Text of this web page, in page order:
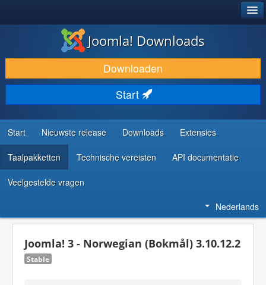
DOWNLOAD & BREID UIT
ONTDEK & LEER
COMMUNITY & ONDERSTEUNING
ONTWIKKELAARSBRONNEN
Joomla! Downloads
Downloaden
Start
Start Nieuwste release Downloads Extensies
Taalpakketten Technische vereisten API documentatie
Veelgestelde vragen
Nederlands
Joomla! 3 - Norwegian (Bokmål) 3.10.12.2
Stable